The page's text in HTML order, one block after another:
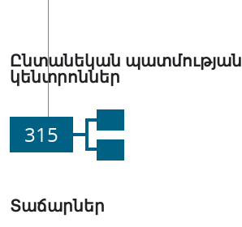
Ընտանեկան պատմության
կենտրոններ
315
Տաճարներ